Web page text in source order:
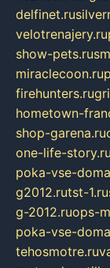
delfinet.ru
velotrenajery.ru
show-pets.ru
miraclecoon.ru
firehunters.ru
hometown-
shop-garena.ru
one-life-story.ru
poka-vse-
g2012.rutst-1.ru
g-2012.ruops-
poka-vse-
tehosmotre.ru